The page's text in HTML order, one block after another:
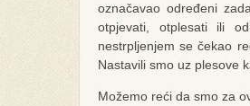
označavao određeni
otpjevati, otplesati ili
nestrpljenjem se čekao
Nastavili smo uz plesove
Možemo reći da smo za